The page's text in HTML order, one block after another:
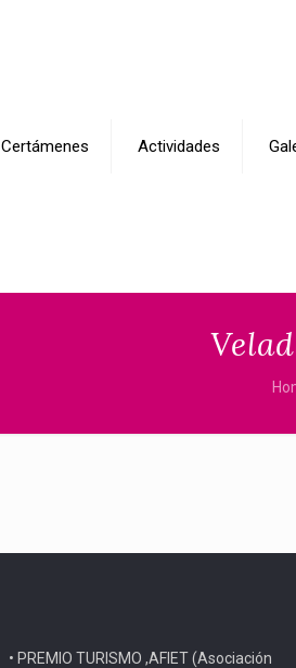
Certámenes Actividades
• PREMIO TURISMO ,AFIET (Asociación